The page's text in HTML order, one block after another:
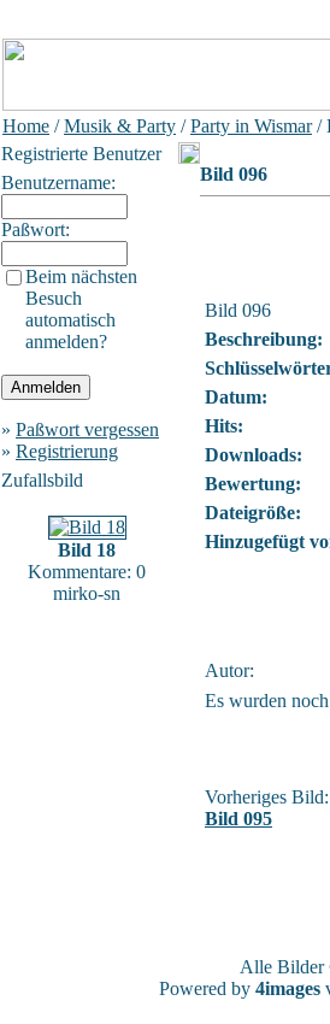
Home /Musik & Party /Party in Wismar/
Registrierte Benutzer
Benutzername:
Paßwort:
Beim nächsten
Besuch
automatisch
anmelden?
» Paßwort vergessen
» Registrierung
Zufallsbild
Bild 18
Kommentare: 0
mirko-sn
Bild 096
Bild 096
Beschreibung:
Datum:
Hits:
Downloads:
Bewertung:
Dateigröße:
Hinzugefügt
Autor:
Es wurden
Vorheriges Bild:
Bild 095
Alle
Powered by 4images